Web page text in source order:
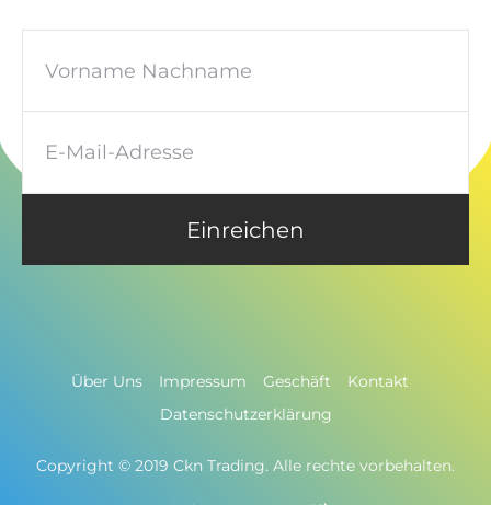
Über Uns Impressum Geschäft
Kontakt
Datenschutzerklärung
Copyright © 2019 Ckn Trading. Alle rechte vorbehalten.